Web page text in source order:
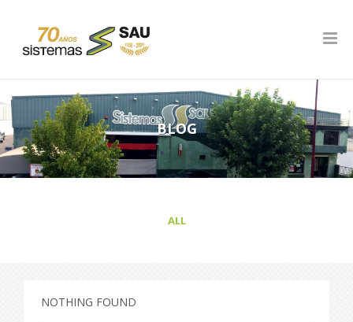
BLOG
ALL
NOTHING FOUND